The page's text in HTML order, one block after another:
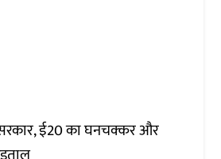
सरकार, ई20 का घनचक्कर और